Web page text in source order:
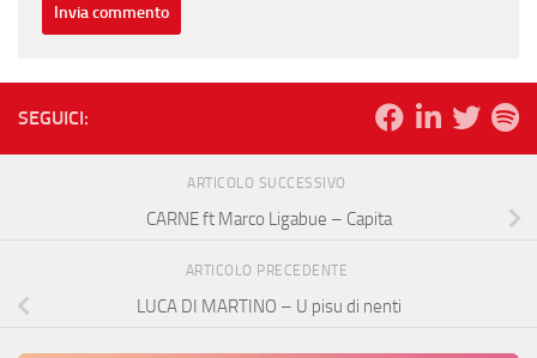
SEGUICI:
ARTICOLO SUCCESSIVO
CARNE ft Marco Ligabue – Capita
ARTICOLO PRECEDENTE
LUCA DI MARTINO – U pisu di nenti